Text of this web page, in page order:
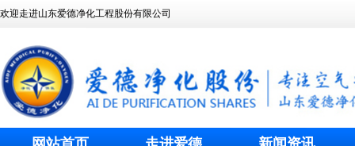
欢迎走进山东爱德净化工程股份有限公司